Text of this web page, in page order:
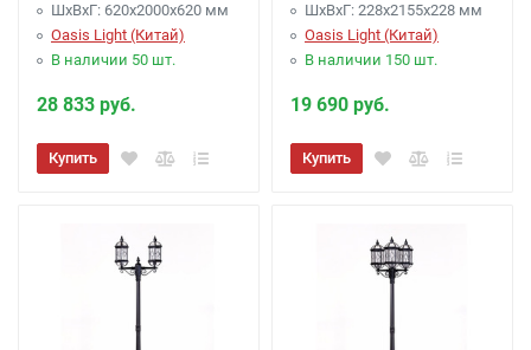
ШхВхГ: 620х2000х620 мм
Oasis Light (Китай)
В наличии 50 шт.
28 833 руб.
Купить
ШхВхГ: 228х2155х228 мм
Oasis Light (Китай)
В наличии 150 шт.
19 690 руб.
Купить